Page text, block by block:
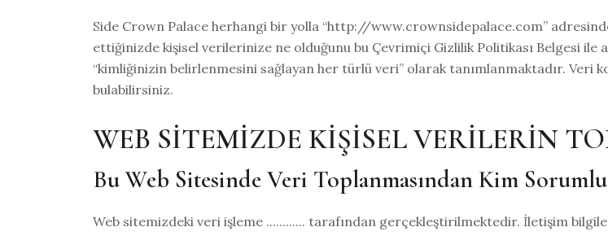
Side Crown Palace herhangi bir yolla “http://www.crownsidepalace.com”
ettiğinizde kişisel verilerinize ne olduğunu bu Çevrimiçi Gizlilik Politikası Belgesi
“kimliğinizin belirlenmesini sağlayan her türlü veri” olarak tanımlanmaktadır. Veri
bulabilirsiniz.
WEB SİTEMİZDE KİŞİSEL VERİLERİN
Bu Web Sitesinde Veri Toplanmasından Kim
Web sitemizdeki veri işleme ............ tarafından gerçekleştirilmektedir. İletişim